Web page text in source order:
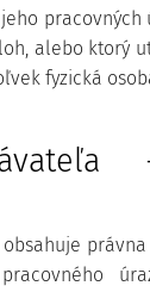
alebo ktorý
fyzická